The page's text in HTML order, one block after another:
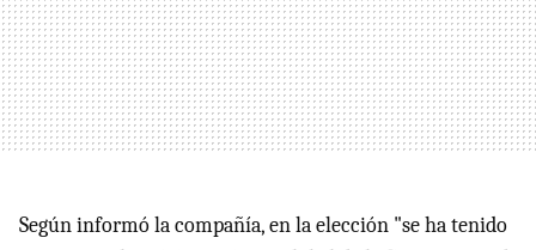
Según informó la compañía, en la elección "se ha tenido